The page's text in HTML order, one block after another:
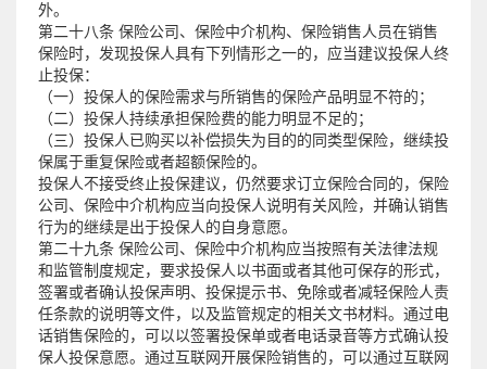
外。
第二十八条 保险公司、保险中介机构、保险销售人员在销售
保险时，发现投保人具有下列情形之一的，应当建议投保人终
止投保：
（一）投保人的保险需求与所销售的保险产品明显不符的；
（二）投保人持续承担保险费的能力明显不足的；
（三）投保人已购买以补偿损失为目的的同类型保险，继续投
保属于重复保险或者超额保险的。
投保人不接受终止投保建议，仍然要求订立保险合同的，保险
公司、保险中介机构应当向投保人说明有关风险，并确认销售
行为的继续是出于投保人的自身意愿。
第二十九条 保险公司、保险中介机构应当按照有关法律法规
和监管制度规定，要求投保人以书面或者其他可保存的形式，
签署或者确认投保声明、投保提示书、免除或者减轻保险人责
任条款的说明等文件，以及监管规定的相关文书材料。通过电
话销售保险的，可以以签署投保单或者电话录音等方式确认投
保人投保意愿。通过互联网开展保险销售的，可以通过互联网